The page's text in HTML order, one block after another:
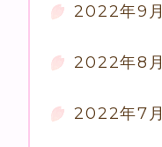
2022年9月
2022年8月
2022年7月